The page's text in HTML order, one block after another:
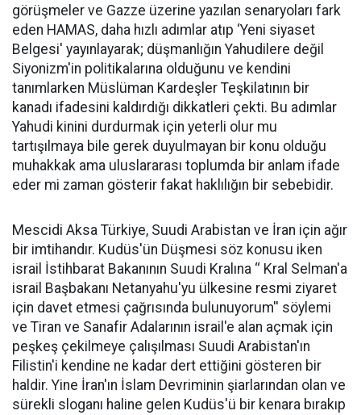
görüşmeler ve Gazze üzerine yazılan senaryoları fark
eden HAMAS, daha hızlı adımlar atıp ‘Yeni siyaset
Belgesi' yayınlayarak; düşmanlığın Yahudilere değil
Siyonizm'in politikalarına olduğunu ve kendini
tanımlarken Müslüman Kardeşler Teşkilatının bir
kanadı ifadesini kaldırdığı dikkatleri çekti. Bu adımlar
Yahudi kinini durdurmak için yeterli olur mu
tartışılmaya bile gerek duyulmayan bir konu olduğu
muhakkak ama uluslararası toplumda bir anlam ifade
eder mi zaman gösterir fakat haklılığın bir sebebidir.
Mescidi Aksa Türkiye, Suudi Arabistan ve İran için ağır
bir imtihandır. Kudüs'ün Düşmesi söz konusu iken
israil İstihbarat Bakanının Suudi Kralına ‘‘ Kral Selman'a
israil Başbakanı Netanyahu'yu ülkesine resmi ziyaret
için davet etmesi çağrısında bulunuyorum'' söylemi
ve Tiran ve Sanafir Adalarının israil'e alan açmak için
peşkeş çekilmeye çalışılması Suudi Arabistan'ın
Filistin'i kendine ne kadar dert ettiğini gösteren bir
haldir. Yine İran'ın İslam Devriminin şiarlarından olan ve
sürekli sloganı haline gelen Kudüs'ü bir kenara bırakıp